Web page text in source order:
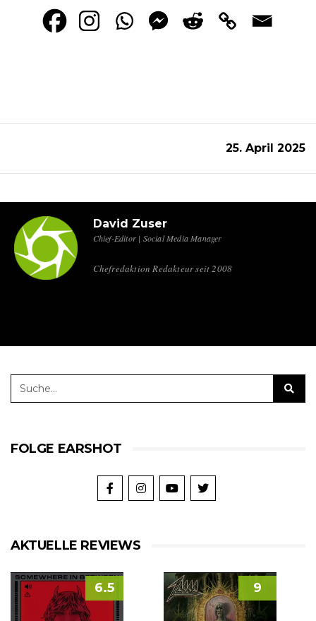
25. April 2025
David Zuser
Chief-Editor | Social Media Manager
Chefredaktion Redakteur seit 2008
FOLGE EARSHOT
AKTUELLE REVIEWS
6.5 9